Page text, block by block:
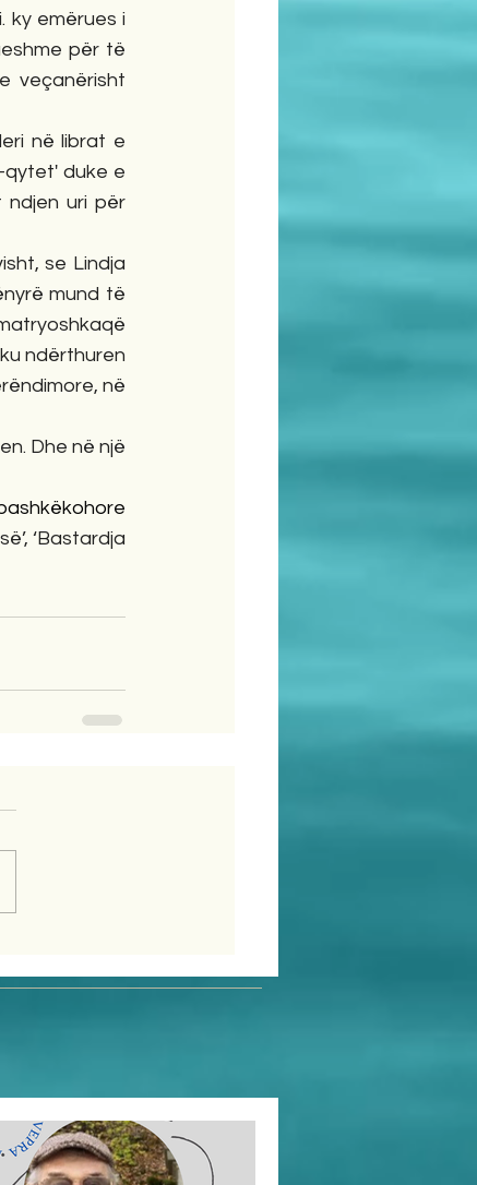
ky emërues i
për të
veçanërisht
në librat e
qytet' duke e
ndjen uri për
se Lindja
mund të
ndërthuren
në
‘Bastardja